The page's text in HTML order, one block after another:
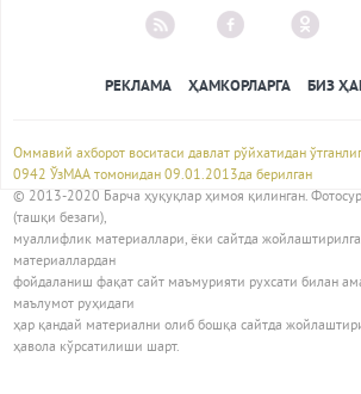
РЕКЛАМА ҲАМКОРЛАРГА БИЗ
Оммавий ахборот воситаси давлат рўйхатидан
0942 ЎзМАА томонидан 09.01.2013да берилган
© 2013-2020 Барча ҳуқуқлар ҳимоя қилинган.
(ташқи безаги),
муаллифлик материаллари, ёки сайтда
материаллардан
фойдаланиш фақат сайт маъмурияти рухсати билан
маълумот руҳидаги
ҳар қандай материални олиб бошқа сайтда
ҳавола кўрсатилиши шарт.